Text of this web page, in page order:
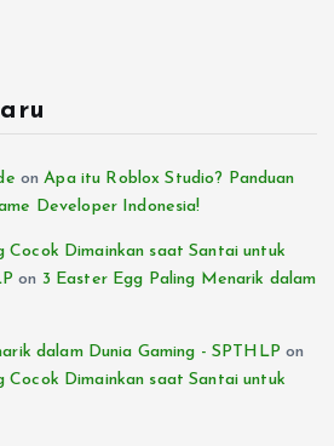
onApa itu Roblox Studio? Panduan
Developer Indonesia!
Cocok Dimainkan saat Santai untuk
on 3 Easter Egg Paling Menarik dalam
dalam Dunia Gaming - SPTHLP on
Cocok Dimainkan saat Santai untuk